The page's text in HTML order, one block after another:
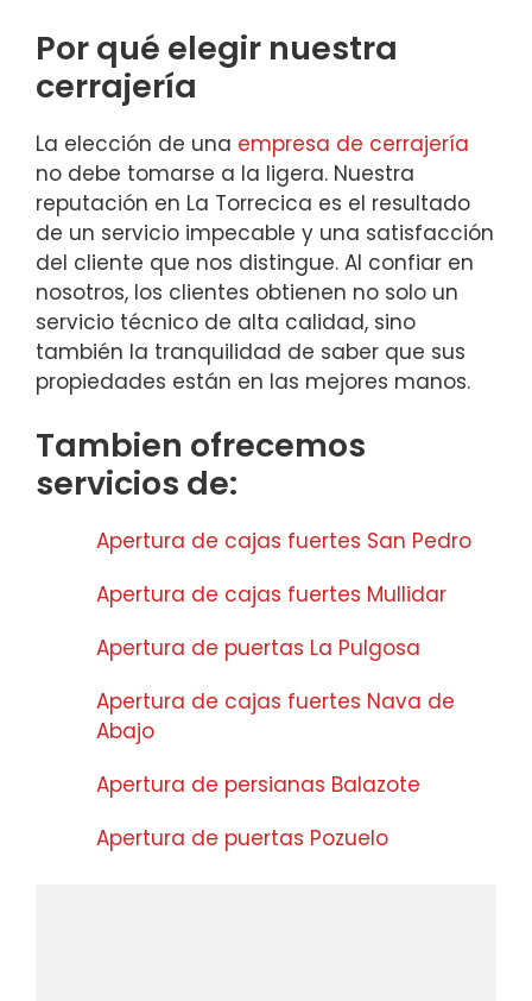
Por qué elegir nuestra
cerrajería
La elección de una empresa de cerrajería
no debe tomarse a la ligera. Nuestra
reputación en La Torrecica es el resultado
de un servicio impecable y una satisfacción
del cliente que nos distingue. Al confiar en
nosotros, los clientes obtienen no solo un
servicio técnico de alta calidad, sino
también la tranquilidad de saber que sus
propiedades están en las mejores manos.
Tambien ofrecemos
servicios de:
Apertura de cajas fuertes San Pedro
Apertura de cajas fuertes Mullidar
Apertura de puertas La Pulgosa
Apertura de cajas fuertes Nava de
Abajo
Apertura de persianas Balazote
Apertura de puertas Pozuelo